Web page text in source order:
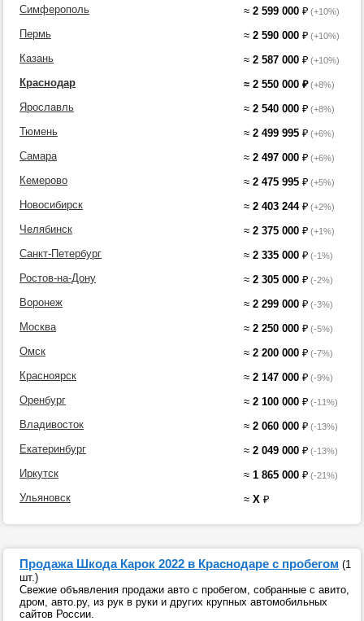
Симферополь ≈ 2 599 000 ₽ (+10%)
Пермь ≈ 2 590 000 ₽ (+10%)
Казань ≈ 2 587 000 ₽ (+10%)
Краснодар ≈ 2 550 000 ₽(+8%)
Ярославль ≈ 2 540 000 ₽ (+8%)
Тюмень ≈ 2 499 995 ₽ (+6%)
Самара ≈ 2 497 000 ₽ (+6%)
Кемерово ≈ 2 475 995 ₽ (+5%)
Новосибирск ≈ 2 403 244 ₽ (+2%)
Челябинск ≈ 2 375 000 ₽ (+1%)
Санкт-Петербург ≈ 2 335 000 ₽ (-1%)
Ростов-на-Дону ≈ 2 305 000 ₽ (-2%)
Воронеж ≈ 2 299 000 ₽ (-3%)
Москва ≈ 2 250 000 ₽ (-5%)
Омск ≈ 2 200 000 ₽ (-7%)
Красноярск ≈ 2 147 000 ₽ (-9%)
Оренбург ≈ 2 100 000 ₽ (-11%)
Владивосток ≈ 2 060 000 ₽ (-13%)
Екатеринбург ≈ 2 049 000 ₽ (-13%)
Иркутск ≈ 1 865 000 ₽ (-21%)
Ульяновск ≈ X ₽
Продажа Шкода Карок 2022 в Краснодаре с пробегом (1
шт.)
Свежие объявления продажи авто с пробегом, собранные с авито,
дром, авто.ру, из рук в руки и других крупных автомобильных
сайтов России.